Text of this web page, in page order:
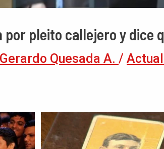
por pleito callejero y dice
Gerardo Quesada A. /